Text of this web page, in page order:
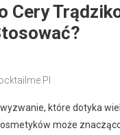
Cery
które dotyka
może